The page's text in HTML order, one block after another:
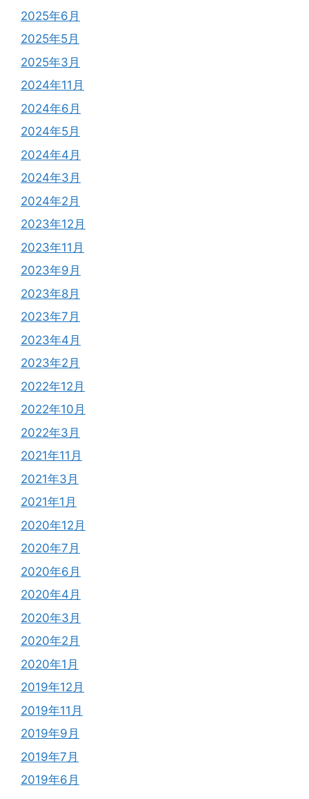
2025年6月
2025年5月
2025年3月
2024年11月
2024年6月
2024年5月
2024年4月
2024年3月
2024年2月
2023年12月
2023年11月
2023年9月
2023年8月
2023年7月
2023年4月
2023年2月
2022年12月
2022年10月
2022年3月
2021年11月
2021年3月
2021年1月
2020年12月
2020年7月
2020年6月
2020年4月
2020年3月
2020年2月
2020年1月
2019年12月
2019年11月
2019年9月
2019年7月
2019年6月